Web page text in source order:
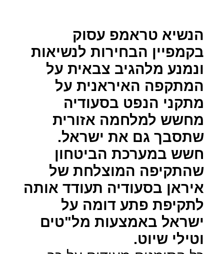
הנשיא טראמפ עסוק
בקמפיין הבחירות לנשיאות
ונמנע מלהגיב צבאית על
המתקפה האיראנית על
מתקני הנפט בסעודיה
מחשש למלחמה אזורית
שתסבך גם את ישראל.
חשש במערכת הביטחון
שהתקיפה המוצלחת של
איראן בסעודיה תעודד אותה
לתקיפת פתע דומה על
ישראל באמצעות מל"טים
וטילי שיוט.